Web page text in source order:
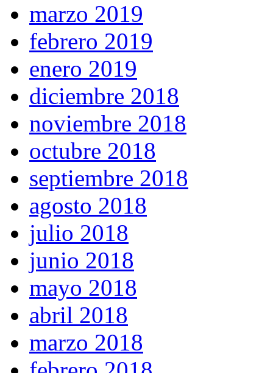
marzo 2019
febrero 2019
enero 2019
diciembre 2018
noviembre 2018
octubre 2018
septiembre 2018
agosto 2018
julio 2018
junio 2018
mayo 2018
abril 2018
marzo 2018